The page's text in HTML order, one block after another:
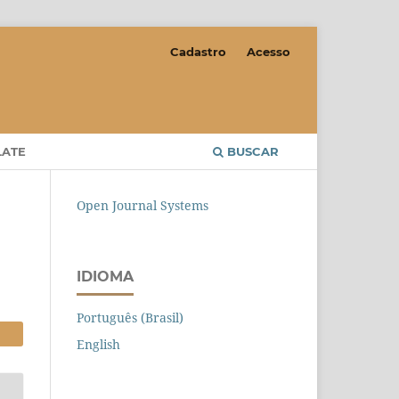
BUSCAR
Cadastro Acesso
Open Journal Systems
IDIOMA
Português (Brasil)
English